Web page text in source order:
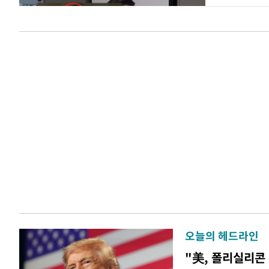
오늘의 헤드라인
"美, 폴리실리콘